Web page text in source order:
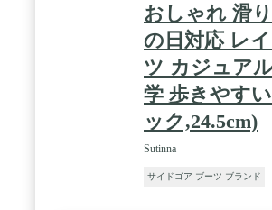
おしゃれ 滑
の日対応 レ
ツ カジュア
学 歩きやす
ック,24.5cm)
Sutinna
サイドゴア ブーツ ブランド